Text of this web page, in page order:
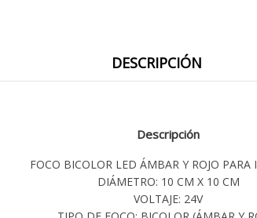
DESCRIPCIÓN
Descripción
FOCO BICOLOR LED ÁMBAR Y ROJO PARA
DIÁMETRO: 10 CM X 10 CM
VOLTAJE: 24V